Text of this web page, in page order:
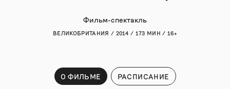
Фильм-спектакль
ВЕЛИКОБРИТАНИЯ / 2014 / 173 МИН / 16+
О ФИЛЬМЕ РАСПИСАНИЕ